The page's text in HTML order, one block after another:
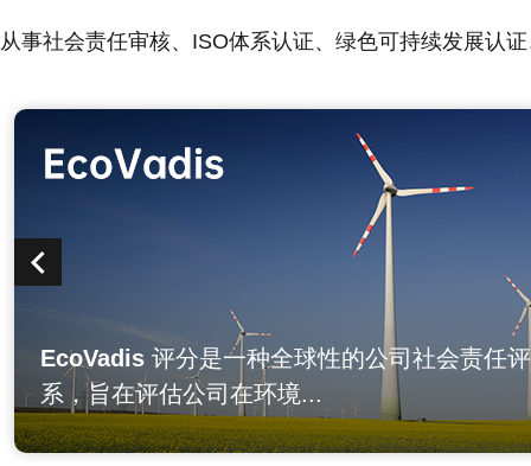
从事社会责任审核、ISO体系认证、绿色可持续发展认
EcoVadis 评分是一种全球性的公司社会责任
系，旨在评估公司在环境...